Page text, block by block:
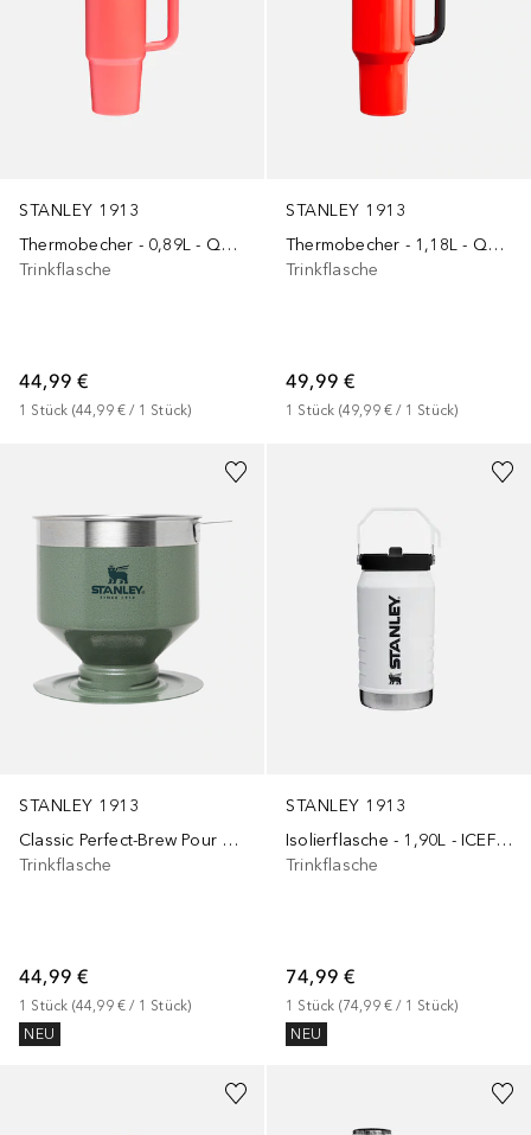
STANLEY 1913
Thermobecher - 0,89L - QUENCHER® H2.O FLOWSTATE™ TUMBLER
Trinkflasche
44,99 €
1 Stück (44,99 € / 1 Stück)
STANLEY 1913
Thermobecher - 1,18L - QUENCHER® H2.O FLOWSTATE™ TUMBLER
Trinkflasche
49,99 €
1 Stück (49,99 € / 1 Stück)
STANLEY 1913
Classic Perfect-Brew Pour Over
Trinkflasche
44,99 €
1 Stück (44,99 € / 1 Stück)
NEU
STANLEY 1913
Isolierflasche - 1,90L - ICEFLOW™ FLIP STRAW 2.0 JUG
Trinkflasche
74,99 €
1 Stück (74,99 € / 1 Stück)
NEU
+3